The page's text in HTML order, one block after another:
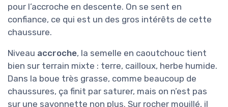
pour l’accroche en descente. On se sent en
confiance, ce qui est un des gros intérêts de cette
chaussure.
Niveau accroche, la semelle en caoutchouc tient
bien sur terrain mixte : terre, cailloux, herbe humide.
Dans la boue très grasse, comme beaucoup de
chaussures, ça finit par saturer, mais on n’est pas
sur une savonnette non plus. Sur rocher mouillé, il